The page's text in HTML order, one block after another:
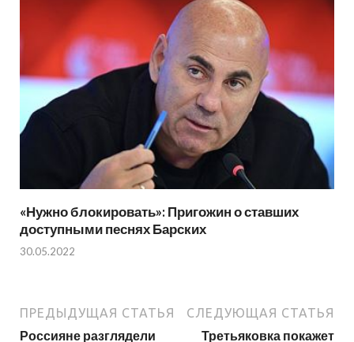
«Нужно блокировать»: Пригожин о ставших
доступными песнях Барских
30.05.2022
ПРЕДЫДУЩАЯ СТАТЬЯ
Россияне разглядели
СЛЕДУЮЩАЯ СТАТЬЯ
Третьяковка покажет